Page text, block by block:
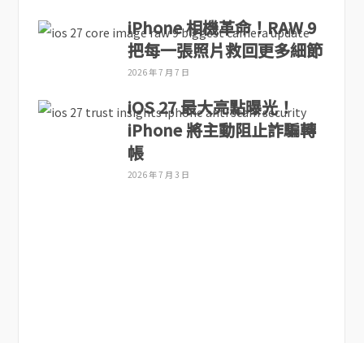
iPhone 相機革命！RAW 9
把每一張照片救回更多細節
2026 年 7 月 7 日
iOS 27 最大亮點曝光！
iPhone 將主動阻止詐騙轉
帳
2026 年 7 月 3 日